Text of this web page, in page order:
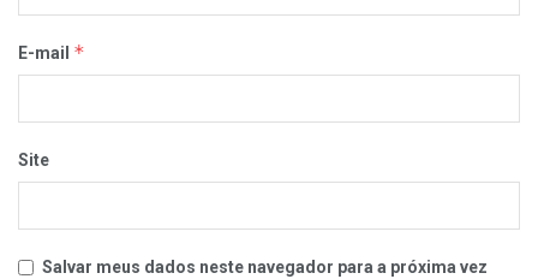
E-mail *
Site
Salvar meus dados neste navegador para a próxima vez